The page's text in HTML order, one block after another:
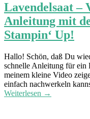
Lavendelsaat –
Anleitung mit
Stampin‘ Up!
Hallo! Schön, daß Du
schnelle Anleitung für ein
meinem kleine Video
einfach nachwerkeln
Weiterlesen →